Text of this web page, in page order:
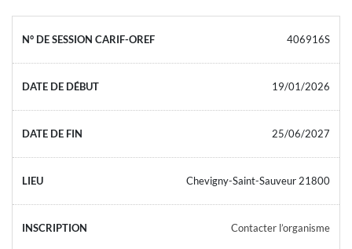
406916S
19/01/2026
25/06/2027
Chevigny-Saint-Sauveur 21800
Contacter l’organisme